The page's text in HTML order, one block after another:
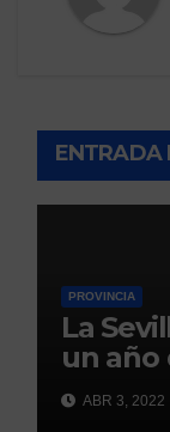
ENTRADA
PROVINCIA
La
un año
ABR 3, 2022